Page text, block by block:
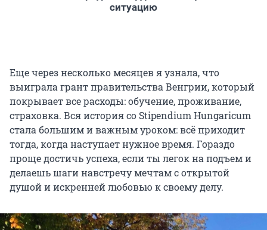
ситуацию
Еще через несколько месяцев я узнала, что
выиграла грант правительства Венгрии, который
покрывает все расходы: обучение, проживание,
страховка. Вся история со Stipendium Hungaricum
стала большим и важным уроком: всё приходит
тогда, когда наступает нужное время. Гораздо
проще достичь успеха, если ты легок на подъем и
делаешь шаги навстречу мечтам с открытой
душой и искренней любовью к своему делу.